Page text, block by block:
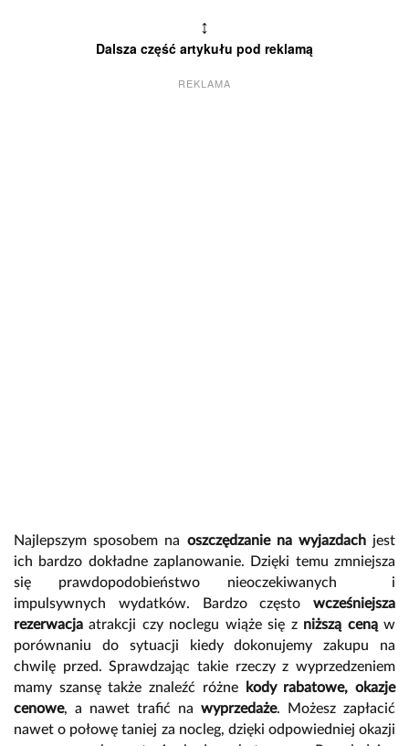
↕
Dalsza część artykułu pod reklamą
REKLAMA
Najlepszym sposobem na oszczędzanie na wyjazdachjest
ich bardzo dokładne zaplanowanie. Dzięki temu zmniejsza
się prawdopodobieństwo nieoczekiwanych i
impulsywnych wydatków. Bardzo często wcześniejsza
rezerwacjaatrakcji czy noclegu wiąże się zniższą cenąw
porównaniu do sytuacji kiedy dokonujemy zakupu na
chwilę przed. Sprawdzając takie rzeczy z wyprzedzeniem
mamy szansę także znaleźć różne
kody rabatowe, okazje
cenowe, a nawet trafić na wyprzedaże. Możesz zapłacić
nawet o połowę taniej za nocleg, dzięki odpowiedniej okazji